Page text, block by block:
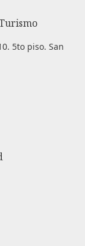
5to piso. San